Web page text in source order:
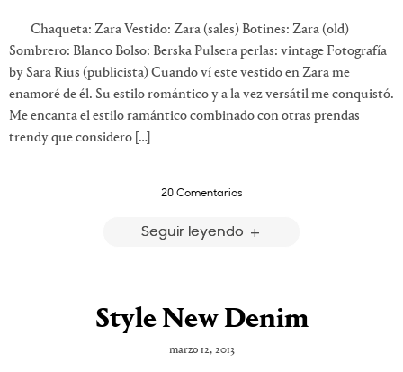
Chaqueta: Zara Vestido: Zara (sales) Botines: Zara (old)
Sombrero: Blanco Bolso: Berska Pulsera perlas: vintage Fotografía
by Sara Rius (publicista) Cuando ví este vestido en Zara me
enamoré de él. Su estilo romántico y a la vez versátil me conquistó.
Me encanta el estilo ramántico combinado con otras prendas
trendy que considero […]
20 Comentarios
Seguir leyendo
Style New Denim
marzo 12, 2013